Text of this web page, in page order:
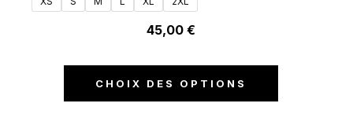
45,00€
CHOIX DES OPTIONS